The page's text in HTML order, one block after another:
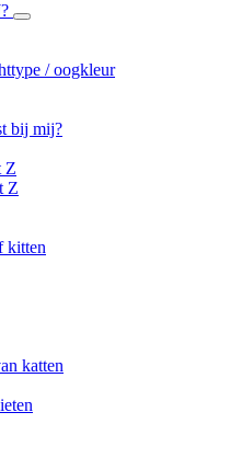
/ oogkleur
bij mij?
Z
Z
kitten
katten